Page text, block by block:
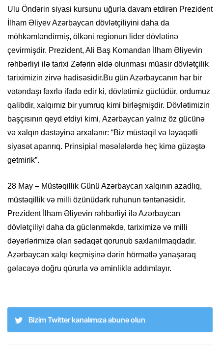
Ulu Öndərin siyasi kursunu uğurla davam etdirən Prezident
İlham Əliyev Azərbaycan dövlətçiliyini daha da
möhkəmləndirmiş, ölkəni regionun lider dövlətinə
çevirmişdir. Prezident, Ali Baş Komandan İlham Əliyevin
rəhbərliyi ilə tarixi Zəfərin əldə olunması müasir dövlətçilik
tariximizin zirvə hadisəsidir.Bu gün Azərbaycanın hər bir
vətəndaşı fəxrlə ifadə edir ki, dövlətimiz güclüdür, ordumuz
qalibdir, xalqımız bir yumruq kimi birləşmişdir. Dövlətimizin
başçısının qeyd etdiyi kimi, Azərbaycan yalnız öz gücünə
və xalqın dəstəyinə arxalanır: “Biz müstəqil və ləyaqətli
siyasət aparırıq. Prinsipial məsələlərdə heç kimə güzəştə
getmirik”.
28 May – Müstəqillik Günü Azərbaycan xalqının azadlıq,
müstəqillik və milli özünüdərk ruhunun təntənəsidir.
Prezident İlham Əliyevin rəhbərliyi ilə Azərbaycan
dövlətçiliyi daha da güclənməkdə, tariximizə və milli
dəyərlərimizə olan sədaqət qorunub saxlanılmaqdadır.
Azərbaycan xalqı keçmişinə dərin hörmətlə yanaşaraq
gələcəyə doğru qürurla və əminliklə addımlayır.
Bizim Twitter kanalımıza abunə olun